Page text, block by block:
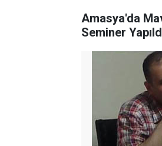
Amasya'da
Seminer